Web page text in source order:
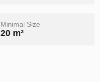
Minimal Size
20 m²